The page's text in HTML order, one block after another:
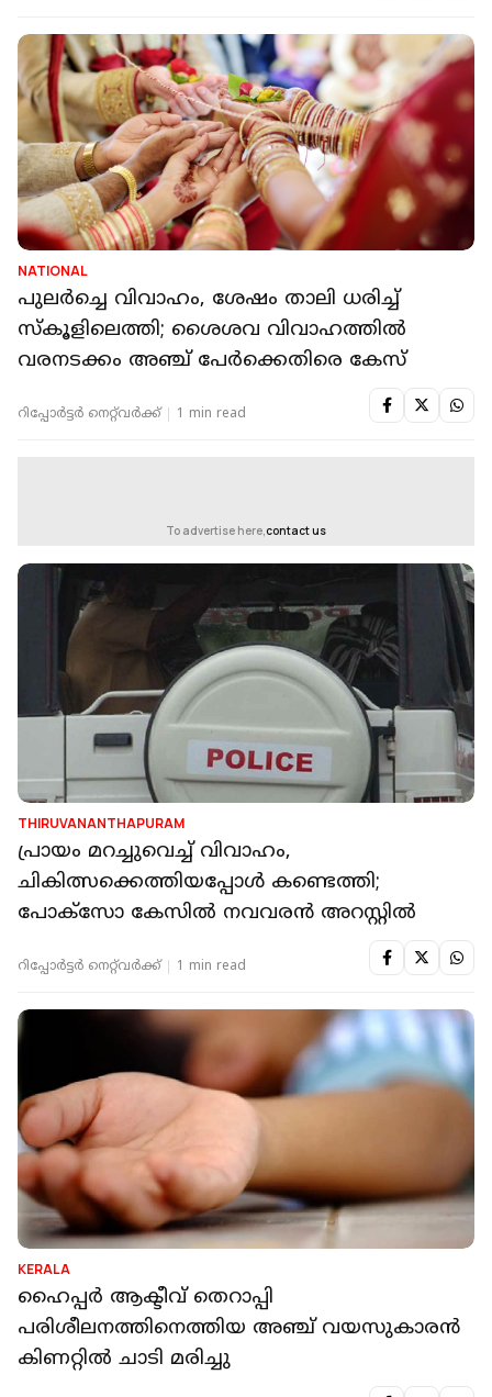
NATIONAL
പുലര്‍ച്ചെ വിവാഹം, ശേഷം താലി ധരിച്ച്
സ്‌കൂളിലെത്തി; ശൈശവ വിവാഹത്തില്‍
വരനടക്കം അഞ്ച് പേര്‍ക്കെതിരെ കേസ്
റിപ്പോർട്ടർ നെറ്റ്‌വര്‍ക്ക്‌ 1 min read
To advertise here,contact us
THIRUVANANTHAPURAM
പ്രായം മറച്ചുവെച്ച് വിവാഹം,
ചികിത്സക്കെത്തിയപ്പോള്‍ കണ്ടെത്തി;
പോക്സോ കേസിൽ നവവരൻ അറസ്റ്റിൽ
റിപ്പോർട്ടർ നെറ്റ്‌വര്‍ക്ക്‌ 1 min read
KERALA
ഹൈപ്പര്‍ ആക്ടീവ് തെറാപ്പി
പരിശീലനത്തിനെത്തിയ അഞ്ച് വയസുകാരന്‍
കിണറ്റില്‍ ചാടി മരിച്ചു